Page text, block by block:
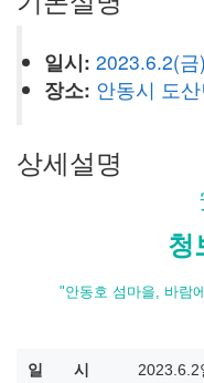
일시: 2023.6.2(
장소: 안동시 도
상세설명
청
"안동호 섬마을, 바람
일 시 2023.6.2